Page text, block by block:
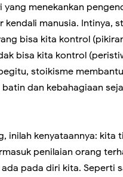
yang menekankan
kendali manusia. Intinya,
bisa kita kontrol
bisa kita kontrol
stoikisme
dan kebahagiaan
inilah kenyataannya:
penilaian orang
pada diri kita. Seperti